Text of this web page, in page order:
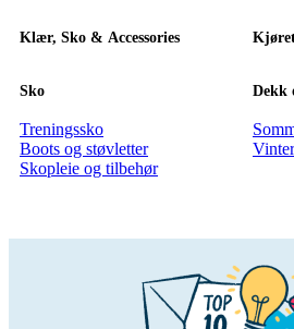
Klær, Sko & Accessories
Sko
Treningssko
Boots og støvletter
Skopleie og tilbehør
Dekk